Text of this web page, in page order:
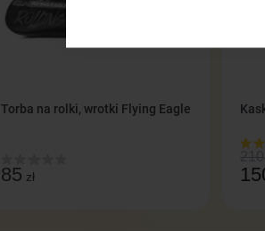
Torba na rolki, wrotki Flying Eagle
85 zł